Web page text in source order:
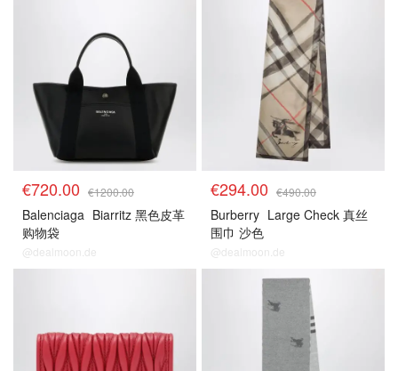
€720.00 €1200.00
Balenciaga Biarritz 黑色皮革
购物袋
@dealmoon.de
€294.00 €490.00
Burberry Large Check 真丝
围巾 沙色
@dealmoon.de